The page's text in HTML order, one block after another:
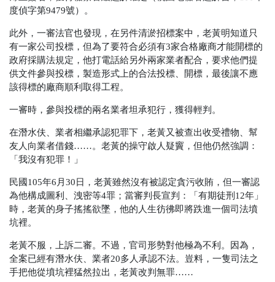
度偵字第9479號） 。
此外，一審法官也發現，在另件清淤招標案中，老黃明知道只
有一家公司投標，但為了要符合必須有3家合格廠商才能開標的
政府採購法規定，他打電話給另外兩家業者配合，要求他們提
供文件參與投標，製造形式上的合法投標、開標，最後讓不應
該得標的廠商順利取得工程。
一審時，參與投標的兩名業者坦承犯行，獲得輕判。
在潛水伕、業者相繼承認犯罪下，老黃又被查出收受禮物、幫
友人向業者借錢……。老黃的操守啟人疑竇，但他仍然強調：
「我沒有犯罪！」
民國105年6月30日，老黃雖然沒有被認定貪污收賄，但一審認
為他構成圖利、洩密等4罪；當審判長宣判：「有期徒刑12年」
時，老黃的身子搖搖欲墜，他的人生彷彿即將跌進一個司法墳
坑裡。
老黃不服，上訴二審。不過，官司形勢對他極為不利。因為，
全案已經有潛水伕、業者20多人承認不法。豈料，一隻司法之
手把他從墳坑裡猛然拉出，老黃改判無罪……